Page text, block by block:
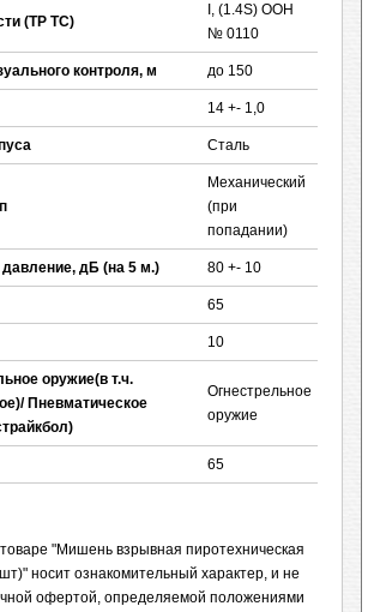
(ТР ТС)
I, (1.4S) OOH
№ 0110
контроля, м до 150
14 +- 1,0
Сталь
Механический
(при
попадании)
давление, дБ (на 5 м.) 80 +- 10
65
10
оружие(в т.ч.
Пневматическое
Огнестрельное
оружие
65
"Мишень взрывная пиротехническая
носит ознакомительный характер, и не
офертой, определяемой положениями